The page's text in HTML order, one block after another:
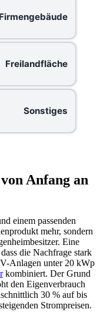
Firmengebäude
Freilandfläche
Sonstiges
Anfang an
einem passenden
mehr, sondern
Eine
die Nachfrage stark
Anlagen unter 20 kWp
kombiniert. Der Grund
den Eigenverbrauch
30 % auf bis
Strompreisen.